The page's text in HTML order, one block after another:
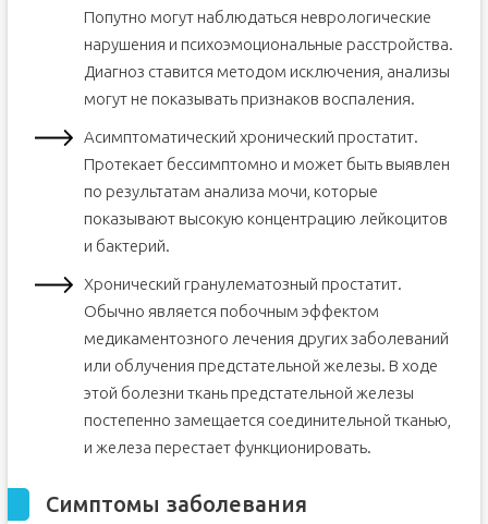
Попутно могут наблюдаться неврологические
нарушения и психоэмоциональные расстройства.
Диагноз ставится методом исключения, анализы
могут не показывать признаков воспаления.
Асимптоматический хронический простатит.
Протекает бессимптомно и может быть выявлен
по результатам анализа мочи, которые
показывают высокую концентрацию лейкоцитов
и бактерий.
Хронический гранулематозный простатит.
Обычно является побочным эффектом
медикаментозного лечения других заболеваний
или облучения предстательной железы. В ходе
этой болезни ткань предстательной железы
постепенно замещается соединительной тканью,
и железа перестает функционировать.
Симптомы заболевания